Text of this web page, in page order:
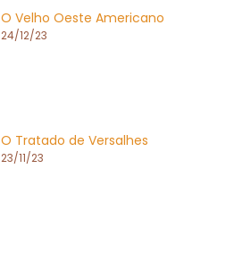
O Velho Oeste Americano
24/12/23
O Tratado de Versalhes
23/11/23